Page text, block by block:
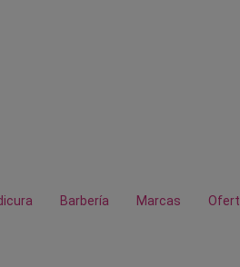
Barbería Marcas